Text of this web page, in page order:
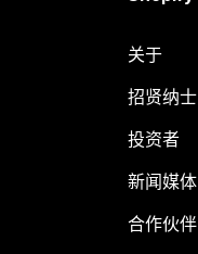
关于
招贤纳士
投资者
新闻媒体
合作伙伴